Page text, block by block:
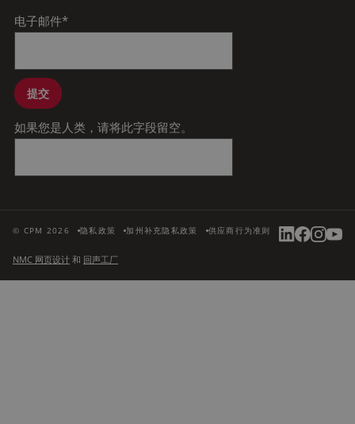
电子邮件*
提交
如果您是人类，请将此字段留空。
© CPM 2026 隐私政策 加州补充隐私政策 供应商行为准则
NMC 网页设计 和 回声工厂